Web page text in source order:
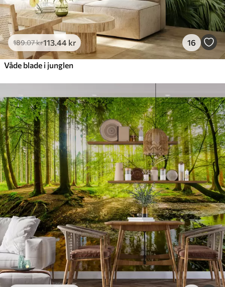
189.07kr113.44 kr 16
Våde blade i junglen